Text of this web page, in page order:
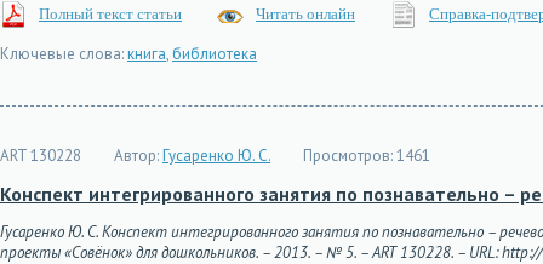
Полный текст статьи Читать онлайн Справка-
Ключевые слова:книга,библиотека
ART 130228 Автор:Гусаренко Ю. С. Просмотров:1461
Конспект интегрированного занятия по познавательно –
Гусаренко Ю. С. Конспект интегрированного занятия по познавательно –
проекты «Совёнок» для дошкольников. – 2013. – № 5. – ART 130228. – URL: